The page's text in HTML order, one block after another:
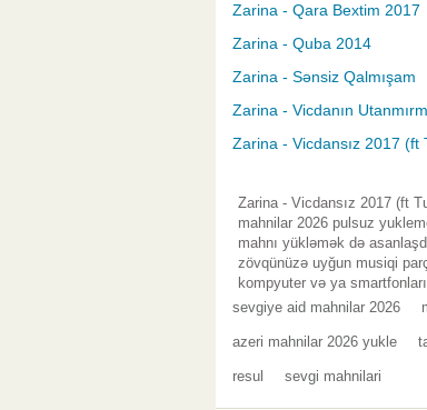
Zarina - Qara Bextim 2017
Zarina - Quba 2014
Zarina - Sənsiz Qalmışam
Zarina - Vicdanın
Zarina - Vicdansız 2017 (ft
Zarina - Vicdansız 2017 (ft
mahnilar 2026 pulsuz
mahnı yükləmək də
zövqünüzə uyğun musiqi
kompyuter və ya
sevgiye aid mahnilar 2026
azeri mahnilar 2026 yukle
resul sevgi mahnilari